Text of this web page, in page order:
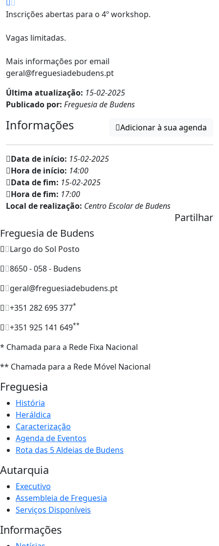
Inscrições abertas para o 4º workshop.
Vagas limitadas.
Mais informações por email
geral@freguesiadebudens.pt
Última atualização: 15-02-2025
Publicado por: Freguesia de Budens
Informações Adicionar à sua agenda
Data de início: 15-02-2025
Hora de início: 14:00
Data de fim: 15-02-2025
Hora de fim: 17:00
Local de realização: Centro Escolar de Budens
Partilhar
Freguesia de Budens
Largo do Sol Posto
8650 - 058 - Budens
geral@freguesiadebudens.pt
+351 282 695 377*
+351 925 141 649**
* Chamada para a Rede Fixa Nacional
** Chamada para a Rede Móvel Nacional
Freguesia
História
Heráldica
Caracterização
Agenda de Eventos
Rota das 5 Aldeias de Budens
Autarquia
Executivo
Assembleia de Freguesia
Serviços Disponíveis
Informações